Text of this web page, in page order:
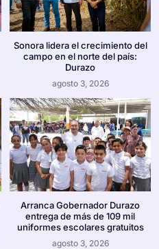
Sonora lidera el crecimiento del
campo en el norte del país:
Durazo
agosto 3, 2026
Arranca Gobernador Durazo
entrega de más de 109 mil
uniformes escolares gratuitos
agosto 3, 2026